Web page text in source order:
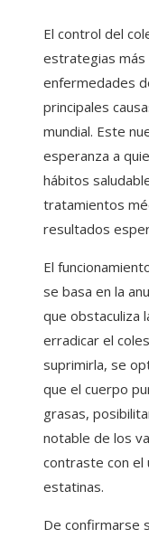
El control del
estrategias
enfermedades
principales
mundial. Este
esperanza a
hábitos
tratamientos
resultados
El
se basa en la
que obstaculiza
erradicar el
suprimirla, se
que el cuerpo
grasas,
notable de los
contraste con el
estatinas.
De confirmarse